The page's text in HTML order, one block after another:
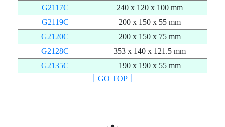
G2117C
240 x 120 x 100 mm
G2119C
200 x 150 x 55 mm
G2120C
200 x 150 x 75 mm
G2128C
353 x 140 x 121.5 mm
G2135C
190 x 190 x 55 mm
｜GO TOP｜